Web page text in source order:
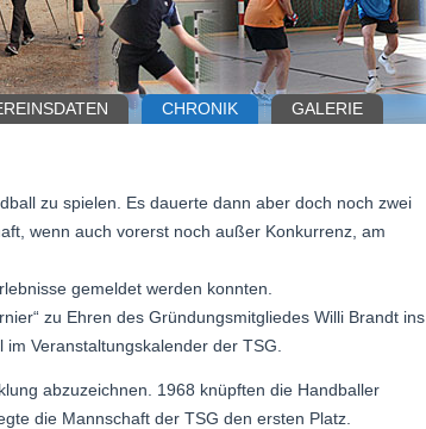
CHRONIK GALERIE
zu spielen. Es dauerte dann aber doch noch zwei
wenn auch vorerst noch außer Konkurrenz, am
gemeldet werden konnten.
zu Ehren des Gründungsmitgliedes Willi Brandt ins
Veranstaltungskalender der TSG.
abzuzeichnen. 1968 knüpften die Handballer
die Mannschaft der TSG den ersten Platz.